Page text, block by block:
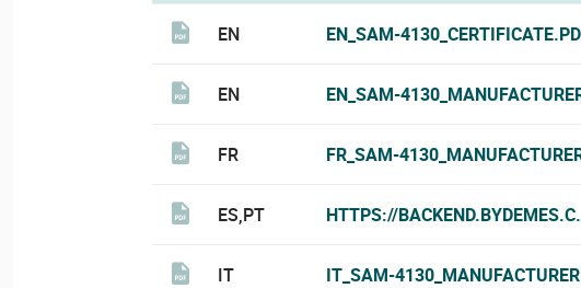
EN EN_SAM-
EN EN_SAM-
FR FR_SAM-
ES,PT HTTPS://
IT IT_SAM-